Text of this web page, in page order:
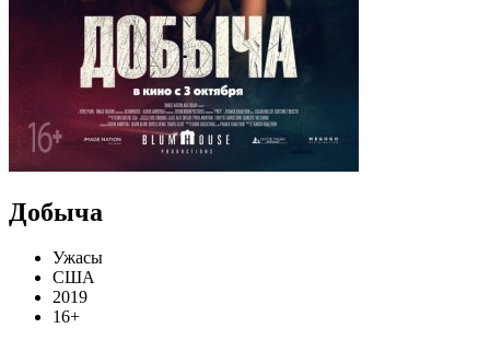
Добыча
Ужасы
США
2019
16+